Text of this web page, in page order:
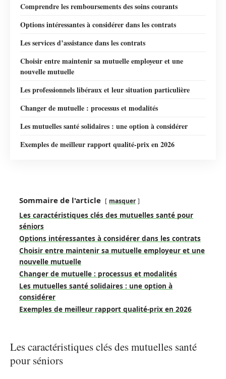
Comprendre les remboursements des soins courants
Options intéressantes à considérer dans les contrats
Les services d’assistance dans les contrats
Choisir entre maintenir sa mutuelle employeur et une
nouvelle mutuelle
Les professionnels libéraux et leur situation particulière
Changer de mutuelle : processus et modalités
Les mutuelles santé solidaires : une option à considérer
Exemples de meilleur rapport qualité-prix en 2026
Sommaire de l'article masquer
Les caractéristiques clés des mutuelles santé pour
séniors
Options intéressantes à considérer dans les contrats
Choisir entre maintenir sa mutuelle employeur et une
nouvelle mutuelle
Changer de mutuelle : processus et modalités
Les mutuelles santé solidaires : une option à
considérer
Exemples de meilleur rapport qualité-prix en 2026
Les caractéristiques clés des mutuelles santé
pour séniors